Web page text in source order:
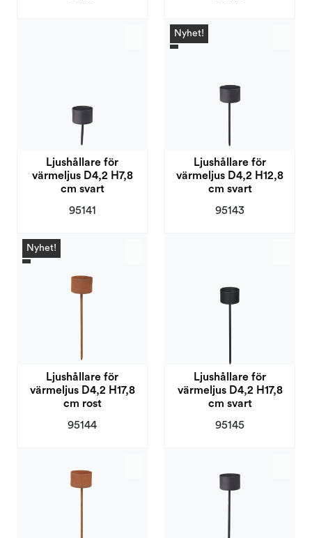
Ljushållare för
värmeljus D4,2 H7,8
cm svart
95141
Nyhet!
Ljushållare för
värmeljus D4,2 H12,8
cm svart
95143
Nyhet!
Ljushållare för
värmeljus D4,2 H17,8
cm rost
95144
Ljushållare för
värmeljus D4,2 H17,8
cm svart
95145